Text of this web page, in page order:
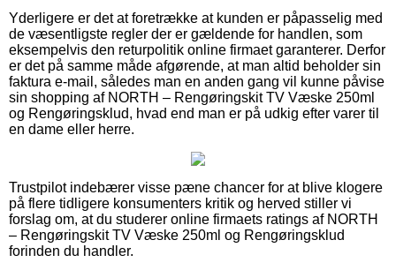
Yderligere er det at foretrække at kunden er påpasselig med
de væsentligste regler der er gældende for handlen, som
eksempelvis den returpolitik online firmaet garanterer. Derfor
er det på samme måde afgørende, at man altid beholder sin
faktura e-mail, således man en anden gang vil kunne påvise
sin shopping af NORTH – Rengøringskit TV Væske 250ml
og Rengøringsklud, hvad end man er på udkig efter varer til
en dame eller herre.
Trustpilot indebærer visse pæne chancer for at blive klogere
på flere tidligere konsumenters kritik og herved stiller vi
forslag om, at du studerer online firmaets ratings af NORTH
– Rengøringskit TV Væske 250ml og Rengøringsklud
forinden du handler.